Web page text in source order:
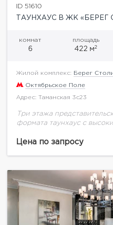
ID 51610
ТАУНХАУС В ЖК «БЕРЕГ
комнат
6
площадь
422 м2
Жилой комплекс: Берег
Октябрьское Поле
Адрес: Таманская 3с23
Три этажа
формата таунхаус с
любых дизайнерских
Цена по запросу